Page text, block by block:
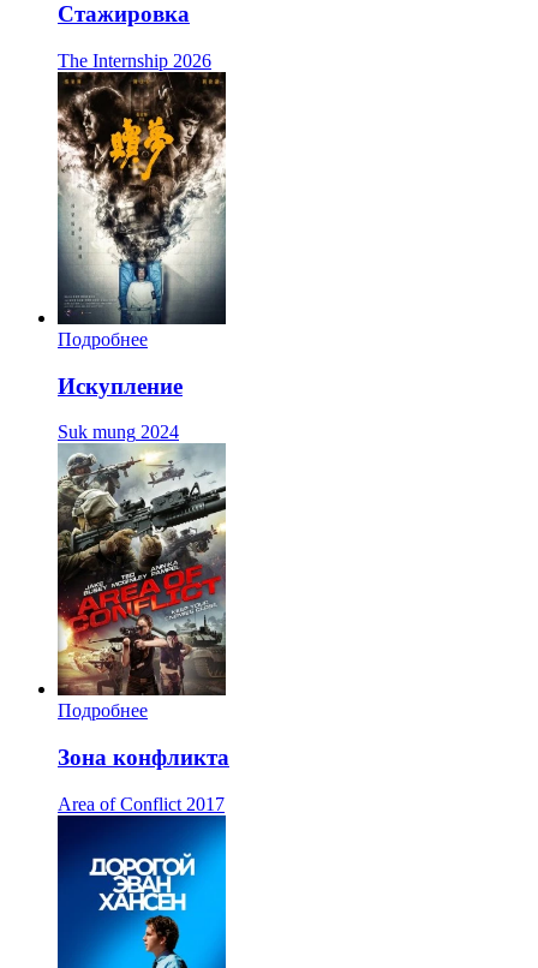
Стажировка
The Internship 2026
Подробнее
Искупление
Suk mung 2024
Подробнее
Зона конфликта
Area of Conflict 2017